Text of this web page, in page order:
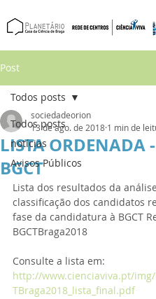
Post
Todos posts
notícias
Avisos Públicos
Todos posts
LISTA ORDENADA
BGCT
sociedadeorion
13 de ago. de 2018 1 min de
Lista dos resultados da
classificação dos candidatos
fase da candidatura à BGCT
BGCTBraga2018
Consulte a lista em:
http://www.cienciaviva.pt/
TBraga2018_lista_final.pdf